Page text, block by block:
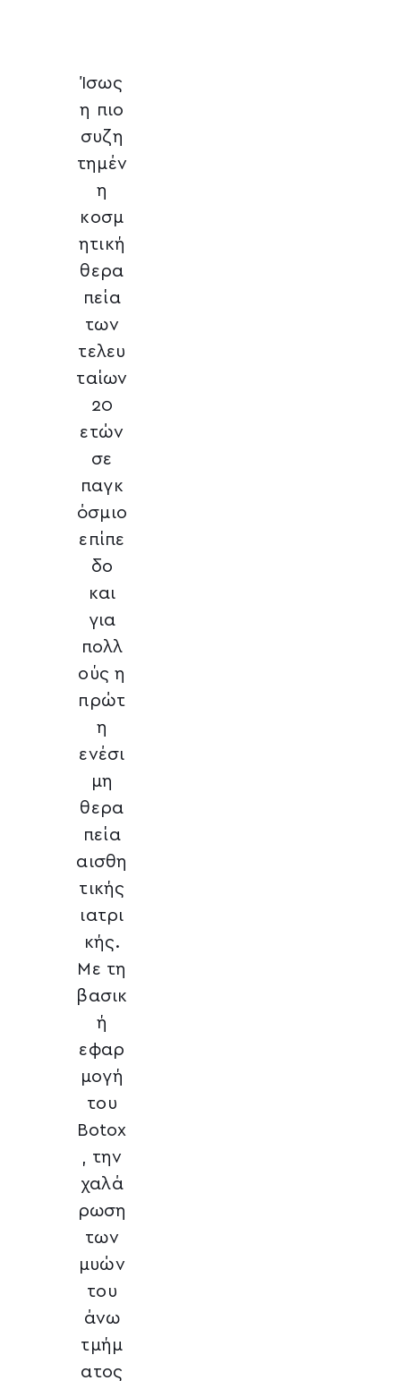
Ίσως
η πιο
συζη
τημέν
η
κοσμ
ητική
θερα
πεία
των
τελευ
ταίων
20
ετών
σε
παγκ
όσμιο
επίπε
δο
και
για
πολλ
ούς η
πρώτ
η
ενέσι
μη
θερα
πεία
αισθη
τικής
ιατρι
κής.
Με τη
βασικ
ή
εφαρ
μογή
του
Botox
, την
χαλά
ρωση
των
μυών
του
άνω
τμήμ
ατος